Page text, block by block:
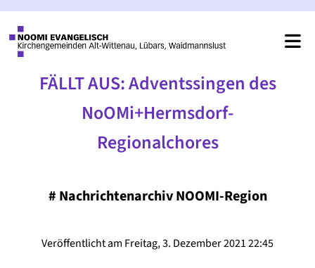
FÄLLT AUS: Adventssingen des
NoOMi+Hermsdorf-
Regionalchores
# Nachrichtenarchiv NOOMI-Region
Veröffentlicht am Freitag, 3. Dezember 2021 22:45